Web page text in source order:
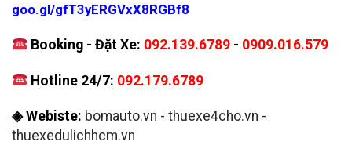
goo.gl/gfT3yERGVxX8RGBf8
Booking - Đặt Xe: 092.139.6789 - 0909.016.579
Hotline 24/7: 092.179.6789
◈ Webiste: bomauto.vn - thuexe4cho.vn -
thuexedulichhcm.vn